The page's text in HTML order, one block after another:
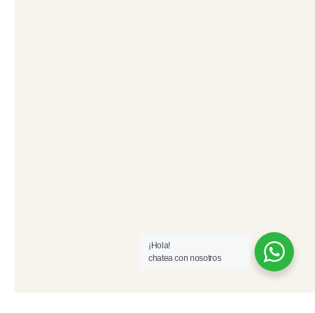
¡Hola!
chatea con nosotros